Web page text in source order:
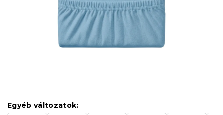
Egyéb változatok: